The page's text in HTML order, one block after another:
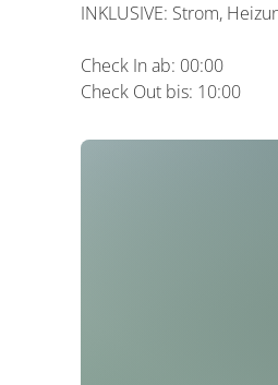
INKLUSIVE: Strom,
Check In ab: 00:00
Check Out bis: 10:00